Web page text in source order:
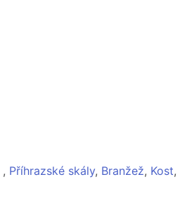
, Příhrazské skály, Branžež, Kost,